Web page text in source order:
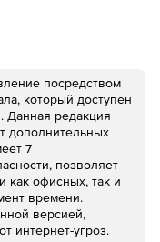
посредством
который доступен
Данная редакция
дополнительных
7
позволяет
как офисных, так и
времени.
версией,
интернет-угроз.